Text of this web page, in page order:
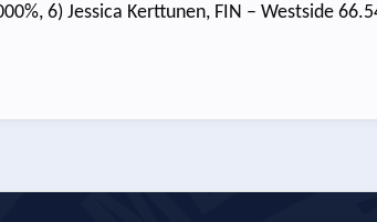
6) Jessica Kerttunen, FIN – Westside